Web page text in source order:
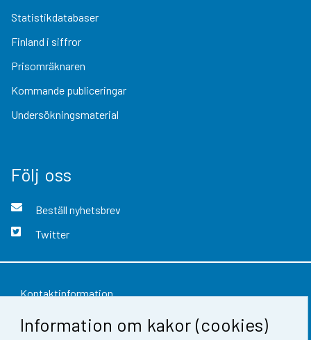
Information om kakor (cookies)
Statistikdatabaser
Finland i siffror
Prisomräknaren
Kommande publiceringar
Undersökningsmaterial
Följ oss
Beställ nyhetsbrev
Twitter
Kontaktinformation
Respons